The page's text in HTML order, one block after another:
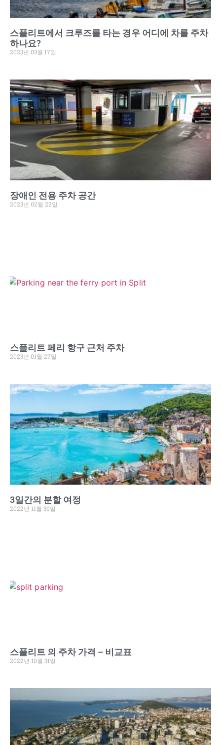
스플리트에서 크루즈를 타는 경우 어디에 차를 주차
하나요?
2023년 03월 17일
장애인 전용 주차 공간
2023년 02월 22일
스플리트 페리 항구 근처 주차
2023년 01월 27일
3일간의 분할 여정
2022년 11월 30일
스플리트 의 주차 가격 – 비교표
2022년 10월 31일